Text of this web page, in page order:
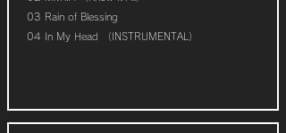
03 Rain of Blessing
04 In My Head （INSTRUMENTAL）